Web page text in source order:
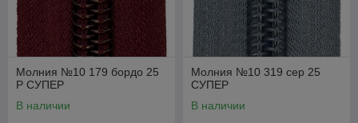
Молния №10 179 бордо 25
Р СУПЕР
В наличии
Молния №10 319 сер 25
СУПЕР
В наличии